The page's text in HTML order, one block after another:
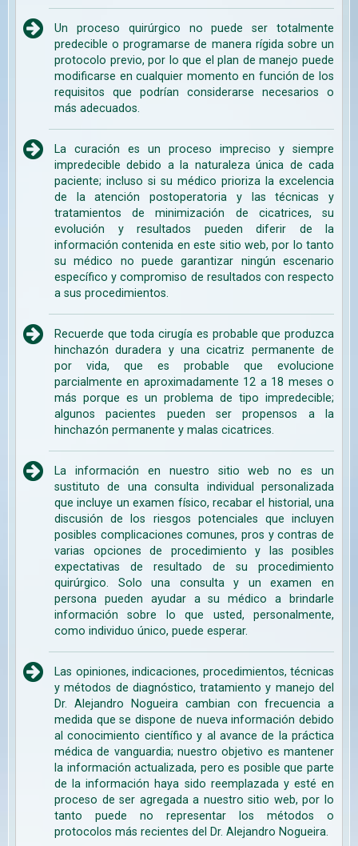
Un proceso quirúrgico no puede ser totalmente
predecible o programarse de manera rígida sobre un
protocolo previo, por lo que el plan de manejo puede
modificarse en cualquier momento en función de los
requisitos que podrían considerarse necesarios o
más adecuados.
La curación es un proceso impreciso y siempre
impredecible debido a la naturaleza única de cada
paciente; incluso si su médico prioriza la excelencia
de la atención postoperatoria y las técnicas y
tratamientos de minimización de cicatrices, su
evolución y resultados pueden diferir de la
información contenida en este sitio web, por lo tanto
su médico no puede garantizar ningún escenario
específico y compromiso de resultados con respecto
a sus procedimientos.
Recuerde que toda cirugía es probable que produzca
hinchazón duradera y una cicatriz permanente de
por vida, que es probable que evolucione
parcialmente en aproximadamente 12 a 18 meses o
más porque es un problema de tipo impredecible;
algunos pacientes pueden ser propensos a la
hinchazón permanente y malas cicatrices.
La información en nuestro sitio web no es un
sustituto de una consulta individual personalizada
que incluye un examen físico, recabar el historial, una
discusión de los riesgos potenciales que incluyen
posibles complicaciones comunes, pros y contras de
varias opciones de procedimiento y las posibles
expectativas de resultado de su procedimiento
quirúrgico. Solo una consulta y un examen en
persona pueden ayudar a su médico a brindarle
información sobre lo que usted, personalmente,
como individuo único, puede esperar.
Las opiniones, indicaciones, procedimientos, técnicas
y métodos de diagnóstico, tratamiento y manejo del
Dr. Alejandro Nogueira cambian con frecuencia a
medida que se dispone de nueva información debido
al conocimiento científico y al avance de la práctica
médica de vanguardia; nuestro objetivo es mantener
la información actualizada, pero es posible que parte
de la información haya sido reemplazada y esté en
proceso de ser agregada a nuestro sitio web, por lo
tanto puede no representar los métodos o
protocolos más recientes del Dr. Alejandro Nogueira.